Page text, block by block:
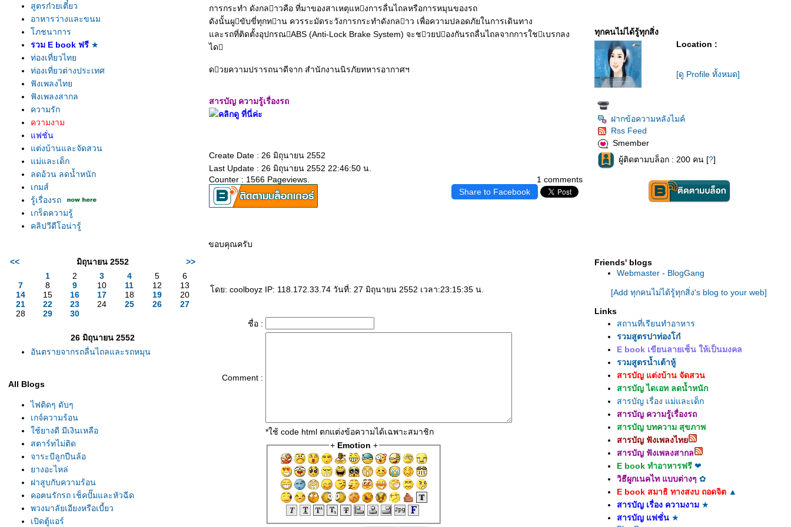
สูตรก๋วยเตี๋ยว
อาหารว่างและขนม
ภชนาการ
รวม E book ฟรี ★
ท่องเที่ยวไท
ท่องเที่ยวต่างประเทศ
ฟังเพลงไท
ฟังเพลงสากล
ความรัก
ความงาม
ฟชั่น
ต่งบ้านและจัดสวน
ม่และเด็ก
ลดอ้วน ลดน้ำหนัก
เกมส์
รู้เรื่องรถ
เกร็ดความรู้
คลิปวีดีโอน่ารู้
<< มิถุนายน 2552
>>
1
2 3 4 5
6
7
8 9 10 11 12
13
14
15 16 17 18 19
20
21
22 23 24 25 26
27
28
29 30
26 มิถุนายน 2552
อันตรายจากรถลื่นไถลและรถหมุน
All Blogs
ไฟติดๆ ดับๆ
เกจ์ความร้อน
ช้ยางดี มีเงินเหลือ
สตาร์ทไม่ติด
จาระบีลูกปืนล้อ
างอะไหล่
ฝาสูบกับความร้อน
คอฅนรักรถ เช็คปั๊มและหัวฉีด
พวงมาลัยเอียงหรือเบี้ยว
เปิดตู้แอร์
การกระทํา ดังกลาวคือ ที่มาของสาเหตุแหงการลื่นไถลหรือการหมุนของรถ
ดังนั้นผูขับขี่ทุกทาน ควรระมัดระวังการกระทําดังกลาว เพื่อความปลอดภัยในการเดินทาง
ละรถที่ติดตั้งอุปกรณABS (Anti-Lock Brake System) จะชวยปองกันรถลื่นไถลจากการใชเบรกลง
ได
ดวยความปรารถนาดีจาก สํานักงานนิรภัยทหารอากาศฯ
สารบัญ ความรู้เรื่องรถ
คลิกดู ที่นี่ค่ะ
Create Date : 26 มิถุนายน 2552
Last Update : 26 มิถุนายน 2552 22:46:50 น.
1 comments
Counter : 1566 Pageviews.
Share to Facebook
ขอบคุณครับ
ดย: coolboyz IP: 118.172.33.74 วันที่: 27 มิถุนายน 2552 เวลา:23:15:35 น.
ชื่อ :
Comment :
*ใช้ code html ตกแต่งข้อความได้เฉพาะสมาชิก
+ Emotion +
ทุกคนไม่ได้รู้ทุกสิ่ง
Location :
[ดู Profile ทั้งหมด]
ฝากข้อความหลังไมค์
Rss Feed
Smember
ผู้ติดตามบล็อก : 200 คน [?]
Friends' blogs
Webmaster - BlogGang
[Add ทุกคนไม่ได้รู้ทุกสิ่ง's blog to your web]
Links
สถานที่เรียนทำอาหาร
รวมสูตรปาท่องโก๋
E book เขียนลายเซ็น ให้เป็นมงคล
รวมสูตรน้ำเต้าหู้
สารบัญ แต่งบ้าน จัดสวน
สารบัญ ไดเอท ลดน้ำหนัก
สารบัญ เรื่อง แม่และเด็ก
สารบัญ ความรู้เรื่องรถ
สารบัญ บทความ สุขภาพ
สารบัญ ฟังเพลงไท
สารบัญ ฟังเพลงสากล
E book ทำอาหารฟรี ❤
วิธีผูกเนคไท แบบต่างๆ ✿
E book สมาธิ ทางสงบ ถอดจิต ▲
สารบัญ เรื่อง ความงาม ★
สารบัญ แฟชั่น ★